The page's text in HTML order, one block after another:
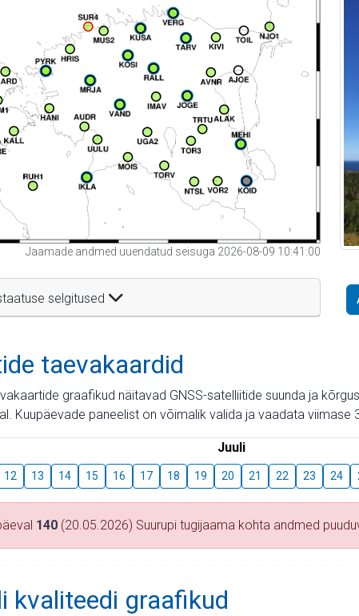
Jaamade andmed uuendatud seisuga 2026-08-09 10:41:00
selgitused
taevakaardid
graafikud näitavad GNSS-satelliitide suunda ja
Kuupäevade paneelist on võimalik valida ja vaadata viimase
Juuli
12 13 14 15 16 17 18 19 20 21 22 23 24
140 (20.05.2026) Suurupi tugijaama kohta andmed
kvaliteedi graafikud